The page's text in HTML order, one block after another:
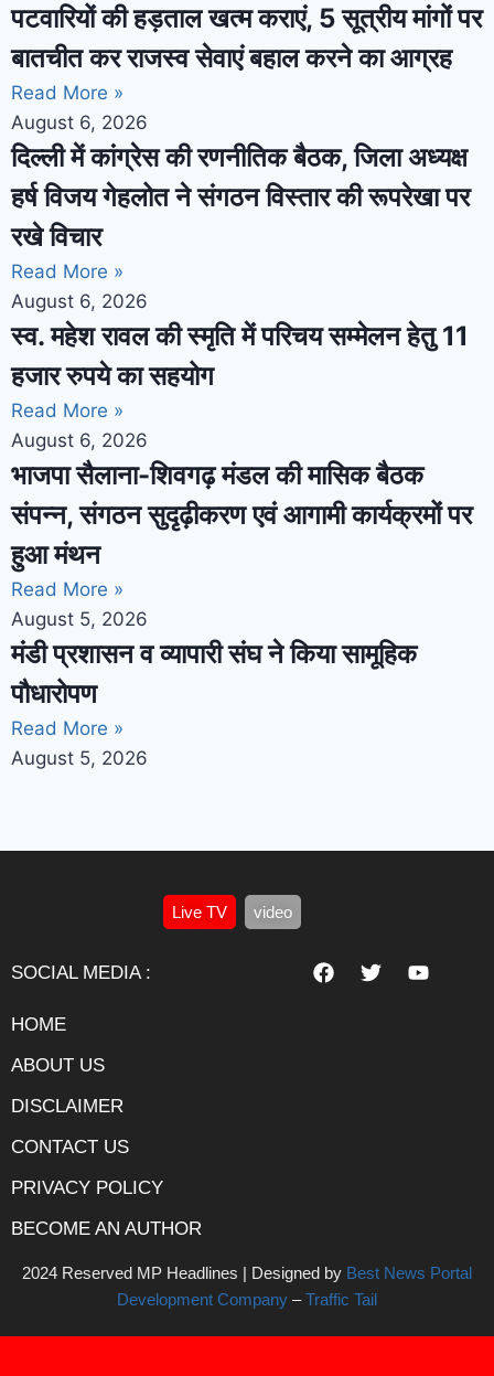
पटवारियों की हड़ताल खत्म कराएं, 5 सूत्रीय मांगों पर
बातचीत कर राजस्व सेवाएं बहाल करने का आग्रह
Read More »
August 6, 2026
दिल्ली में कांग्रेस की रणनीतिक बैठक, जिला अध्यक्ष
हर्ष विजय गेहलोत ने संगठन विस्तार की रूपरेखा पर
रखे विचार
Read More »
August 6, 2026
स्व. महेश रावल की स्मृति में परिचय सम्मेलन हेतु 11
हजार रुपये का सहयोग
Read More »
August 6, 2026
भाजपा सैलाना-शिवगढ़ मंडल की मासिक बैठक
संपन्न, संगठन सुदृढ़ीकरण एवं आगामी कार्यक्रमों पर
हुआ मंथन
Read More »
August 5, 2026
मंडी प्रशासन व व्यापारी संघ ने किया सामूहिक
पौधारोपण
Read More »
August 5, 2026
Live TV video
SOCIAL MEDIA :
HOME
ABOUT US
DISCLAIMER
CONTACT US
PRIVACY POLICY
BECOME AN AUTHOR
2024 Reserved MP Headlines | Designed by Best News Portal
Development Company –Traffic Tail